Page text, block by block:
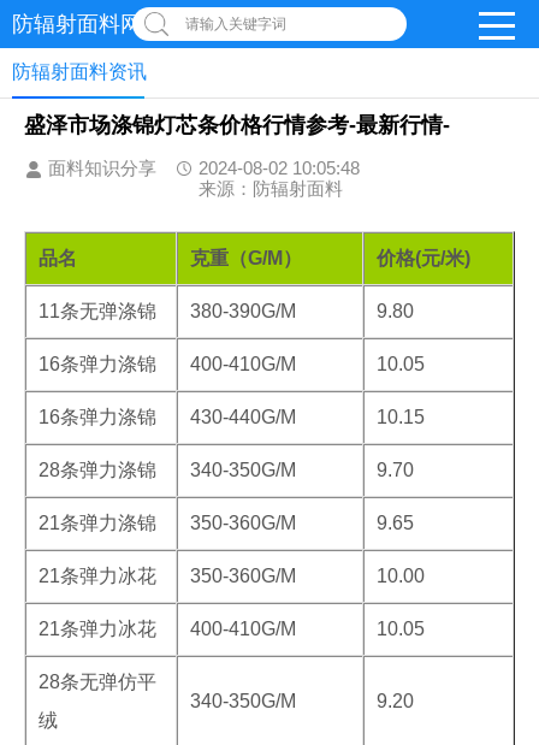
防辐射面料网 请输入关键字词
防辐射面料资讯
盛泽市场涤锦灯芯条价格行情参考-最新行情-
面料知识分享
2024-08-02 10:05:48
来源：防辐射面料
品名 克重（G/M） 价格(元/米)
11条无弹涤锦 380-390G/M 9.80
16条弹力涤锦 400-410G/M 10.05
16条弹力涤锦 430-440G/M 10.15
28条弹力涤锦 340-350G/M 9.70
21条弹力涤锦 350-360G/M 9.65
21条弹力冰花 350-360G/M 10.00
21条弹力冰花 400-410G/M 10.05
28条无弹仿平
绒
340-350G/M 9.20